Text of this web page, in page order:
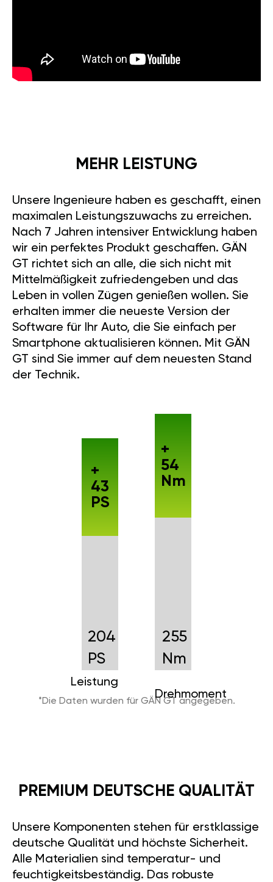
MEHR LEISTUNG
Unsere Ingenieure haben es geschafft, einen
maximalen Leistungszuwachs zu erreichen.
Nach 7 Jahren intensiver Entwicklung haben
wir ein perfektes Produkt geschaffen. GÄN
GT richtet sich an alle, die sich nicht mit
Mittelmäßigkeit zufriedengeben und das
Leben in vollen Zügen genießen wollen. Sie
erhalten immer die neueste Version der
Software für Ihr Auto, die Sie einfach per
Smartphone aktualisieren können. Mit GÄN
GT sind Sie immer auf dem neuesten Stand
der Technik.
204
PS
Leistung
+
43
PS
255
Nm
Drehmoment
+
54
Nm
*Die Daten wurden für GÄN GT angegeben.
PREMIUM DEUTSCHE QUALITÄT
Unsere Komponenten stehen für erstklassige
deutsche Qualität und höchste Sicherheit.
Alle Materialien sind temperatur- und
feuchtigkeitsbeständig. Das robuste